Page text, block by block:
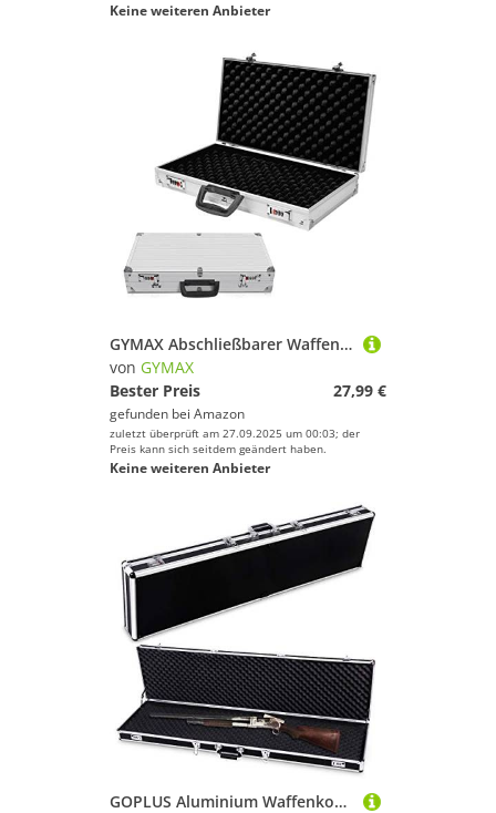
Keine weiteren Anbieter
GYMAX Abschließbarer Waffenkoffer mit Schaumstoff, Pistolenkoffer aus Aluminium & ABS, Gewehrkoffer Kurzwaffenkoffer mit Zahlenschloss, für Pistolen, 47 x 25 x 8,3 cm, Silber
von GYMAX
Bester Preis
27,99 €
gefunden bei Amazon
zuletzt überprüft am 27.09.2025 um 00:03; der
Preis kann sich seitdem geändert haben.
Keine weiteren Anbieter
GOPLUS Aluminium Waffenkoffer, Gewehrkoffer, Gewehrtasche Waffenfutteral, Pistolenkoffer, mit Schaumstoffeinlage, abschließbar 133,5 x 34,5 x 11,5 cm, Farbewahl (Schwarz)